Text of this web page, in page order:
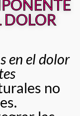
DOLOR
en el dolor
no